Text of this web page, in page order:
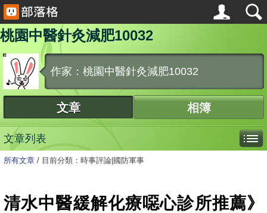
桃園中醫針灸減肥10032
作家：桃園中醫針灸減肥10032
文章 相簿
文章列表
所有文章 / 目前分類：時事評論|國防軍事
清水中醫緩解化療噁心診所推薦》